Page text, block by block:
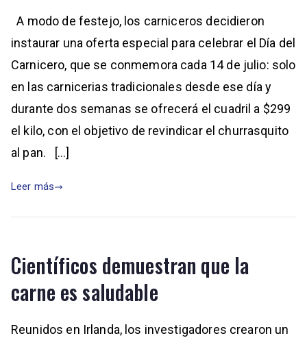
A modo de festejo, los carniceros decidieron
instaurar una oferta especial para celebrar el Día del
Carnicero, que se conmemora cada 14 de julio: solo
en las carnicerias tradicionales desde ese día y
durante dos semanas se ofrecerá el cuadril a $299
el kilo, con el objetivo de revindicar el churrasquito
al pan. […]
Leer más
Científicos demuestran que la
carne es saludable
Reunidos en Irlanda, los investigadores crearon un